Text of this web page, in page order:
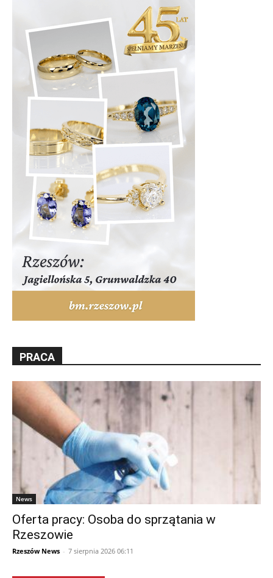
PRACA
News
Oferta pracy: Osoba do sprzątania w
Rzeszowie
Rzeszów News - 7 sierpnia 2026 06:11